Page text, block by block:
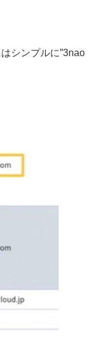
シンプルに”3nao